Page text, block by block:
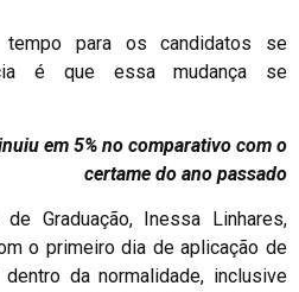
para os candidatos se
é que essa mudança se
em 5% no comparativo com o
certame do ano passado
Graduação, Inessa Linhares,
o primeiro dia de aplicação de
dentro da normalidade, inclusive